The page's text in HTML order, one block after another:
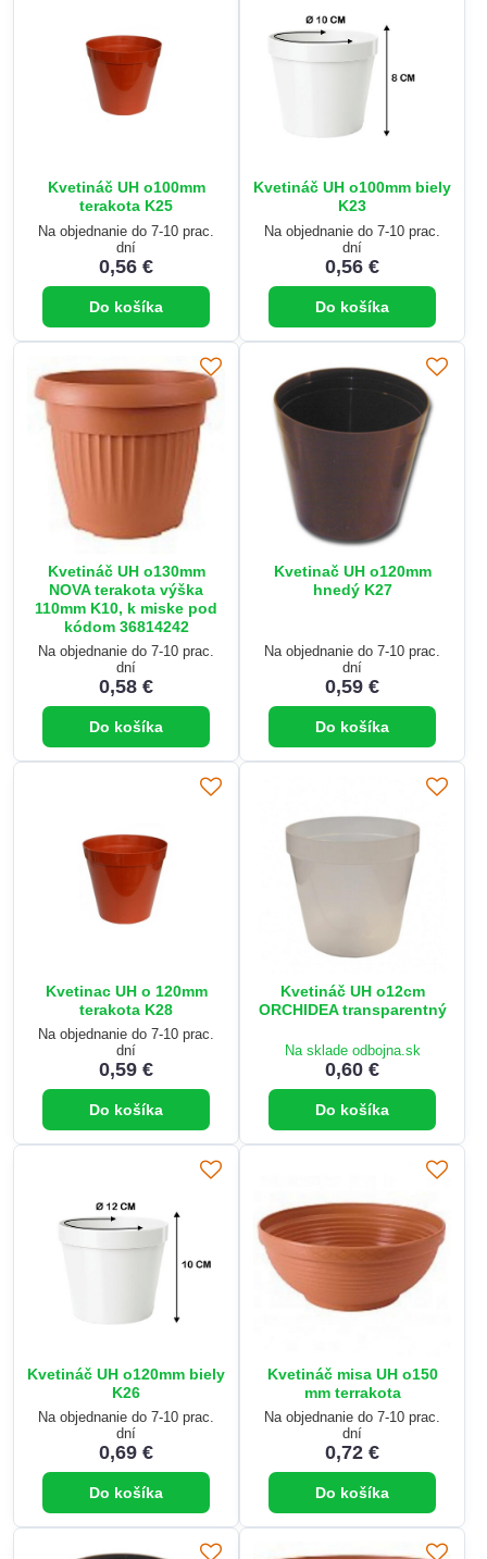
Kvetináč UH o100mm
terakota K25
Na objednanie do 7-10 prac.
dní
0,56 €
Do košíka
Kvetináč UH o100mm biely
K23
Na objednanie do 7-10 prac.
dní
0,56 €
Do košíka
Kvetináč UH o130mm
NOVA terakota výška
110mm K10, k miske pod
kódom 36814242
Na objednanie do 7-10 prac.
dní
0,58 €
Do košíka
Kvetinač UH o120mm
hnedý K27
Na objednanie do 7-10 prac.
dní
0,59 €
Do košíka
Kvetinac UH o 120mm
terakota K28
Na objednanie do 7-10 prac.
dní
0,59 €
Do košíka
Kvetináč UH o12cm
ORCHIDEA transparentný
Na sklade odbojna.sk
0,60 €
Do košíka
Kvetináč UH o120mm biely
K26
Na objednanie do 7-10 prac.
dní
0,69 €
Do košíka
Kvetináč misa UH o150
mm terrakota
Na objednanie do 7-10 prac.
dní
0,72 €
Do košíka